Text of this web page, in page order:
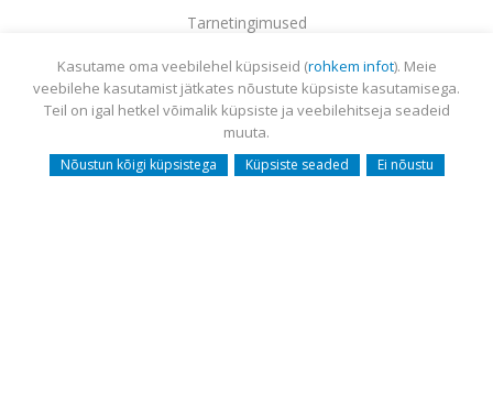
Tarnetingimused
Garantii
Utiliseerimine
Sisukaart
Webmail
Kasutame oma veebilehel küpsiseid (rohkem infot). Meie
veebilehe kasutamist jätkates nõustute küpsiste kasutamisega.
Teil on igal hetkel võimalik küpsiste ja veebilehitseja seadeid
muuta.
Nõustun kõigi küpsistega Küpsiste seaded Ei nõustu